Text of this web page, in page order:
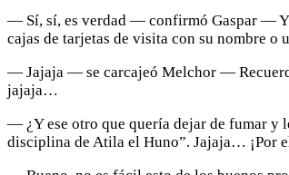
— Sí, sí, es verdad — confirmó Gaspar — Y
cajas de tarjetas de visita con su nombre
— Jajaja — se carcajeó Melchor —
jajaja…
— ¿Y ese otro que quería dejar de fumar y
disciplina de Atila el Huno”. Jajaja… ¡Por